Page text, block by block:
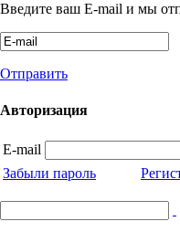
Введите ваш E-mail и мы
Отправить
Авторизация
E-mail
Забыли пароль